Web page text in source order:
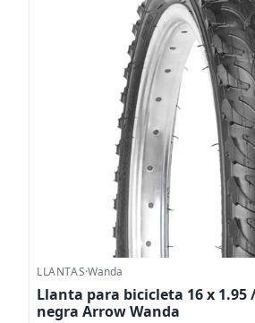
LLANTAS·Wanda
Llanta para bicicleta 16 x 1.95
negra Arrow Wanda